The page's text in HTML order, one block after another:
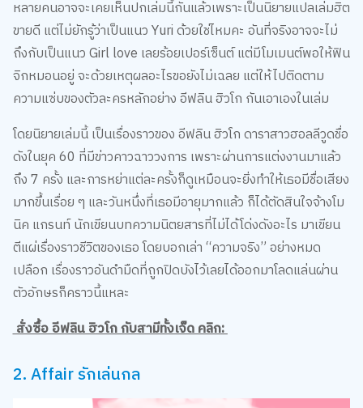
หลายคนอาจจะเคยเห็นปกเล่มนี้กันแล้วเพราะเป็นนิยายแปลเล่มฮิต
ขายดี แต่ไม่ยักรู้ว่าเป็นแนว Yuri ด้วยใช่ไหมคะ อันที่จริงอาจจะไม่
ถึงกับเป็นแนว Girl love เลยร้อยเปอร์เซ็นต์ แต่มีโมเมนต์พอให้ฟิน
จิกหมอนอยู่ จะด้วยเหตุผลอะไรขอยังไม่เฉลย แต่ให้ไปติดตาม
ความแซ่บของตัวละครหลักอย่าง อีฟลิน ฮิวโก กันเอาเองในเล่ม
โดยนิยายเล่มนี้ เป็นเรื่องราวของ อีฟลิน ฮิวโก ดาราสาวฮอลลีวูดชื่อ
ดังในยุค 60 ที่มีข่าวคาวฉาววงการ เพราะผ่านการแต่งงานมาแล้ว
ถึง 7 ครั้ง และการหย่าแต่ละครั้งก็ดูเหมือนจะยิ่งทำให้เธอมีชื่อเสียง
มากขึ้นเรื่อย ๆ และวันหนึ่งที่เธอมีอายุมากแล้ว ก็ได้ตัดสินใจจ้างโม
นิค แกรนท์ นักเขียนบทความนิตยสารที่ไม่ได้โด่งดังอะไร มาเขียน
ตีแผ่เรื่องราวชีวิตของเธอ โดยบอกเล่า “ความจริง” อย่างหมด
เปลือก เรื่องราวอันดำมืดที่ถูกปิดบังไว้เลยได้ออกมาโลดแล่นผ่าน
ตัวอักษรก็คราวนี้แหละ
สั่งซื้อ อีฟลิน ฮิวโก กับสามีทั้งเจ็ด คลิก:
2. Affair รักเล่นกล